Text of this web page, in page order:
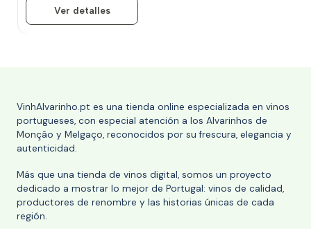
Ver detalles
VinhAlvarinho.pt es una tienda online especializada en vinos
portugueses, con especial atención a los Alvarinhos de
Monção y Melgaço, reconocidos por su frescura, elegancia y
autenticidad.
Más que una tienda de vinos digital, somos un proyecto
dedicado a mostrar lo mejor de Portugal: vinos de calidad,
productores de renombre y las historias únicas de cada
región.